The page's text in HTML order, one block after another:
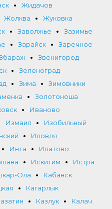
Жидачов
Жолква
Жуковка
Заволжье
Зазимье
Зарайск
Заречное
Звенигород
Зеленоград
Зима
Зимовники
Золотоноша
Иваново
Измаил
Изобильный
Иловля
Инта
Ипатово
Искитим
Истра
Ола
Кабанск
Кагарлык
Казлук
Калач